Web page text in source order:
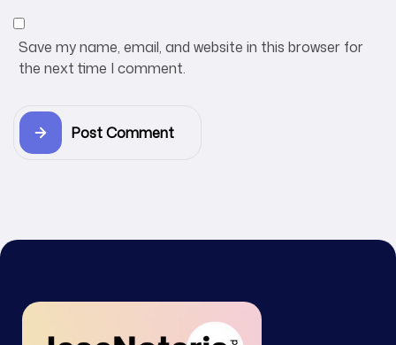
Save my name, email, and website in this browser for
the next time I comment.
Post Comment